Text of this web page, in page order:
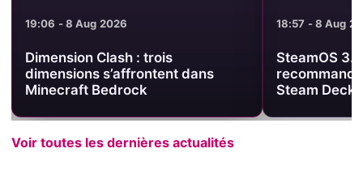
19:06 - 8 Aug 2026
Dimension Clash : trois
dimensions s’affrontent dans
Minecraft Bedrock
18:57 - 8 Aug
SteamOS
Steam Deck
Voir toutes les dernières actualités